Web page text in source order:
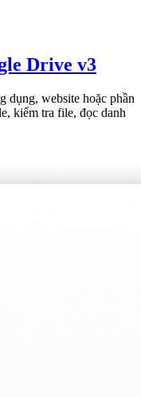
Drive v3
dụng, website hoặc phần
kiểm tra file, đọc danh